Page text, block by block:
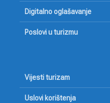
Digitalno oglašavanje
Poslovi u turizmu
Vijesti turizam
Uslovi korištenja